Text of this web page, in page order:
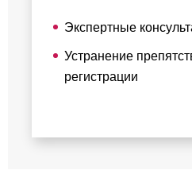
Экспертные
Устранение
регистрации